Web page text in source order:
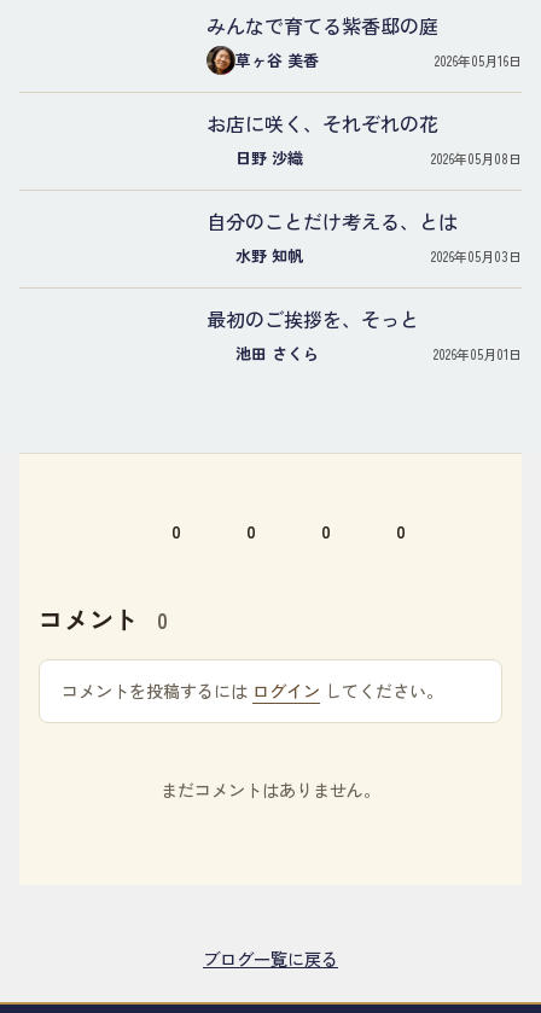
みんなで育てる紫香邸の庭
草ヶ谷 美香 2026年05月16日
お店に咲く、それぞれの花
日野 沙織 2026年05月08日
自分のことだけ考える、とは
水野 知帆 2026年05月03日
最初のご挨拶を、そっと
池田 さくら 2026年05月01日
0 0 0 0
コメント 0
コメントを投稿するには ログイン してください。
まだコメントはありません。
ブログ一覧に戻る